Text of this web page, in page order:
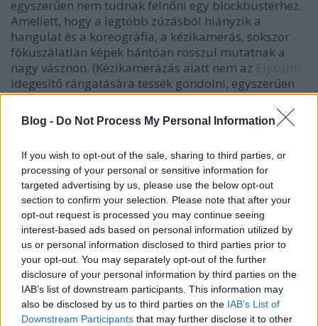
Blog - Do Not Process My Personal Information
If you wish to opt-out of the sale, sharing to third parties, or
processing of your personal or sensitive information for
targeted advertising by us, please use the below opt-out
section to confirm your selection. Please note that after your
opt-out request is processed you may continue seeing
interest-based ads based on personal information utilized by
us or personal information disclosed to third parties prior to
your opt-out. You may separately opt-out of the further
disclosure of your personal information by third parties on the
IAB’s list of downstream participants. This information may
also be disclosed by us to third parties on the IAB’s List of
Downstream Participants that may further disclose it to other
egyszerűen nem tudnak felnőni egy blockbusterhez.
Amellett, hogy a legtöbb zúzásból hiányzik a
hangulat és a koreográfia, a kézikamerás, sokszor
fókuszálatlan képek bántóan rosszul mutatnak a
nagy vásznon. (Kézikamerázás alatt nem az
idegesítő rángatására tessék gondolni, egyszerűen
csak amatőr hatást kelt a fényképezés sok helyen.)
Szóval Padilha nem szállít nekünk semmi olyan
emlékezetes vagy később is felidézhető
minden amatörizmusa ellenére is bővelkedett annak
idején.
Legalább a színészek jól helytálltak (a
követelményekhez képest, Oscar-díjas alakításra
azért ne számítson senki), bár Joel Kinnamannek
nagy szerencséje volt ezzel a szereppel, robotikus
játékát nem hiszem, hogy máshol tudta volna
kamatoztatni. (Pozitív leszek: a casting volt jó.) Az
1987-es stáb ripacskodása helyett pedig kifejezetten
felüdülés Gary Oldmant vagy Samuel L. Jacksont